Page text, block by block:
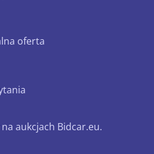
oferta
aukcjach Bidcar.eu.